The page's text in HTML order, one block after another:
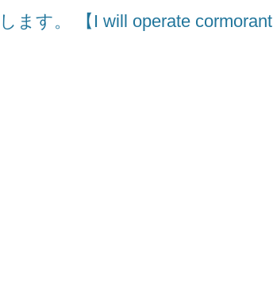
ます。 【I will operate cormorant